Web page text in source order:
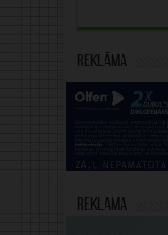
Reklāma
Reklāma